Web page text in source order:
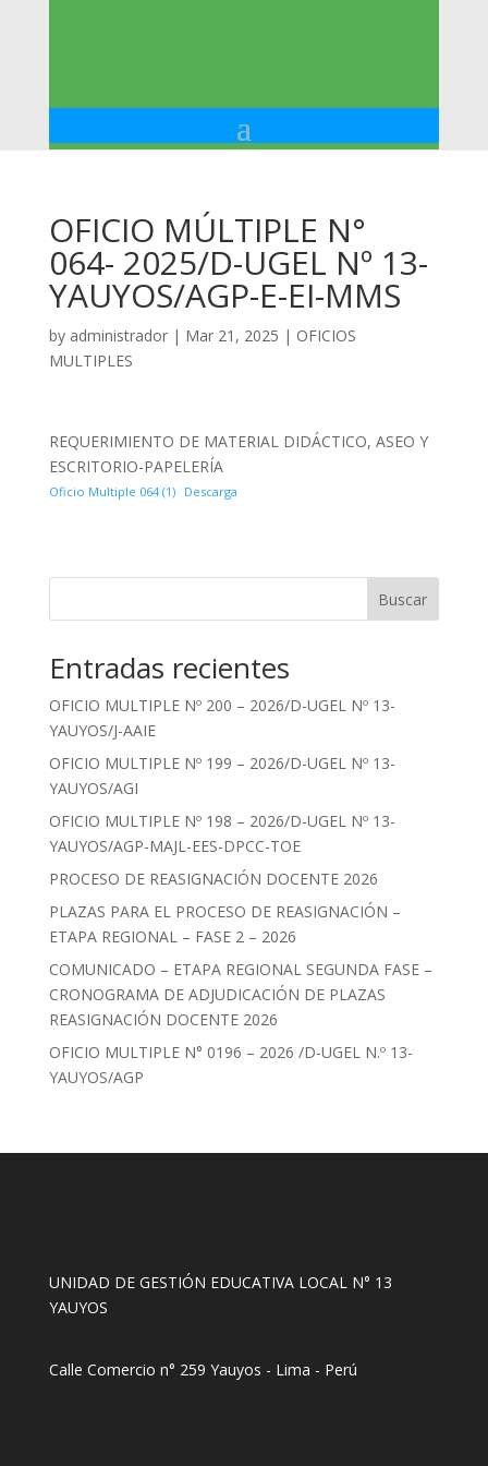
OFICIO MÚLTIPLE N°
064- 2025/D-UGEL Nº 13-
YAUYOS/AGP-E-EI-MMS
by administrador| Mar 21, 2025 | OFICIOS
MULTIPLES
REQUERIMIENTO DE MATERIAL DIDÁCTICO, ASEO Y
ESCRITORIO-PAPELERÍA
Oficio Multiple 064 (1) Descarga
Buscar
Entradas recientes
OFICIO MULTIPLE Nº 200 – 2026/D-UGEL Nº 13-
YAUYOS/J-AAIE
OFICIO MULTIPLE Nº 199 – 2026/D-UGEL Nº 13-
YAUYOS/AGI
OFICIO MULTIPLE Nº 198 – 2026/D-UGEL Nº 13-
YAUYOS/AGP-MAJL-EES-DPCC-TOE
PROCESO DE REASIGNACIÓN DOCENTE 2026
PLAZAS PARA EL PROCESO DE REASIGNACIÓN –
ETAPA REGIONAL – FASE 2 – 2026
COMUNICADO – ETAPA REGIONAL SEGUNDA FASE –
CRONOGRAMA DE ADJUDICACIÓN DE PLAZAS
REASIGNACIÓN DOCENTE 2026
OFICIO MULTIPLE N° 0196 – 2026 /D-UGEL N.º 13-
YAUYOS/AGP
UNIDAD DE GESTIÓN EDUCATIVA LOCAL N° 13
YAUYOS
Calle Comercio n° 259 Yauyos - Lima - Perú